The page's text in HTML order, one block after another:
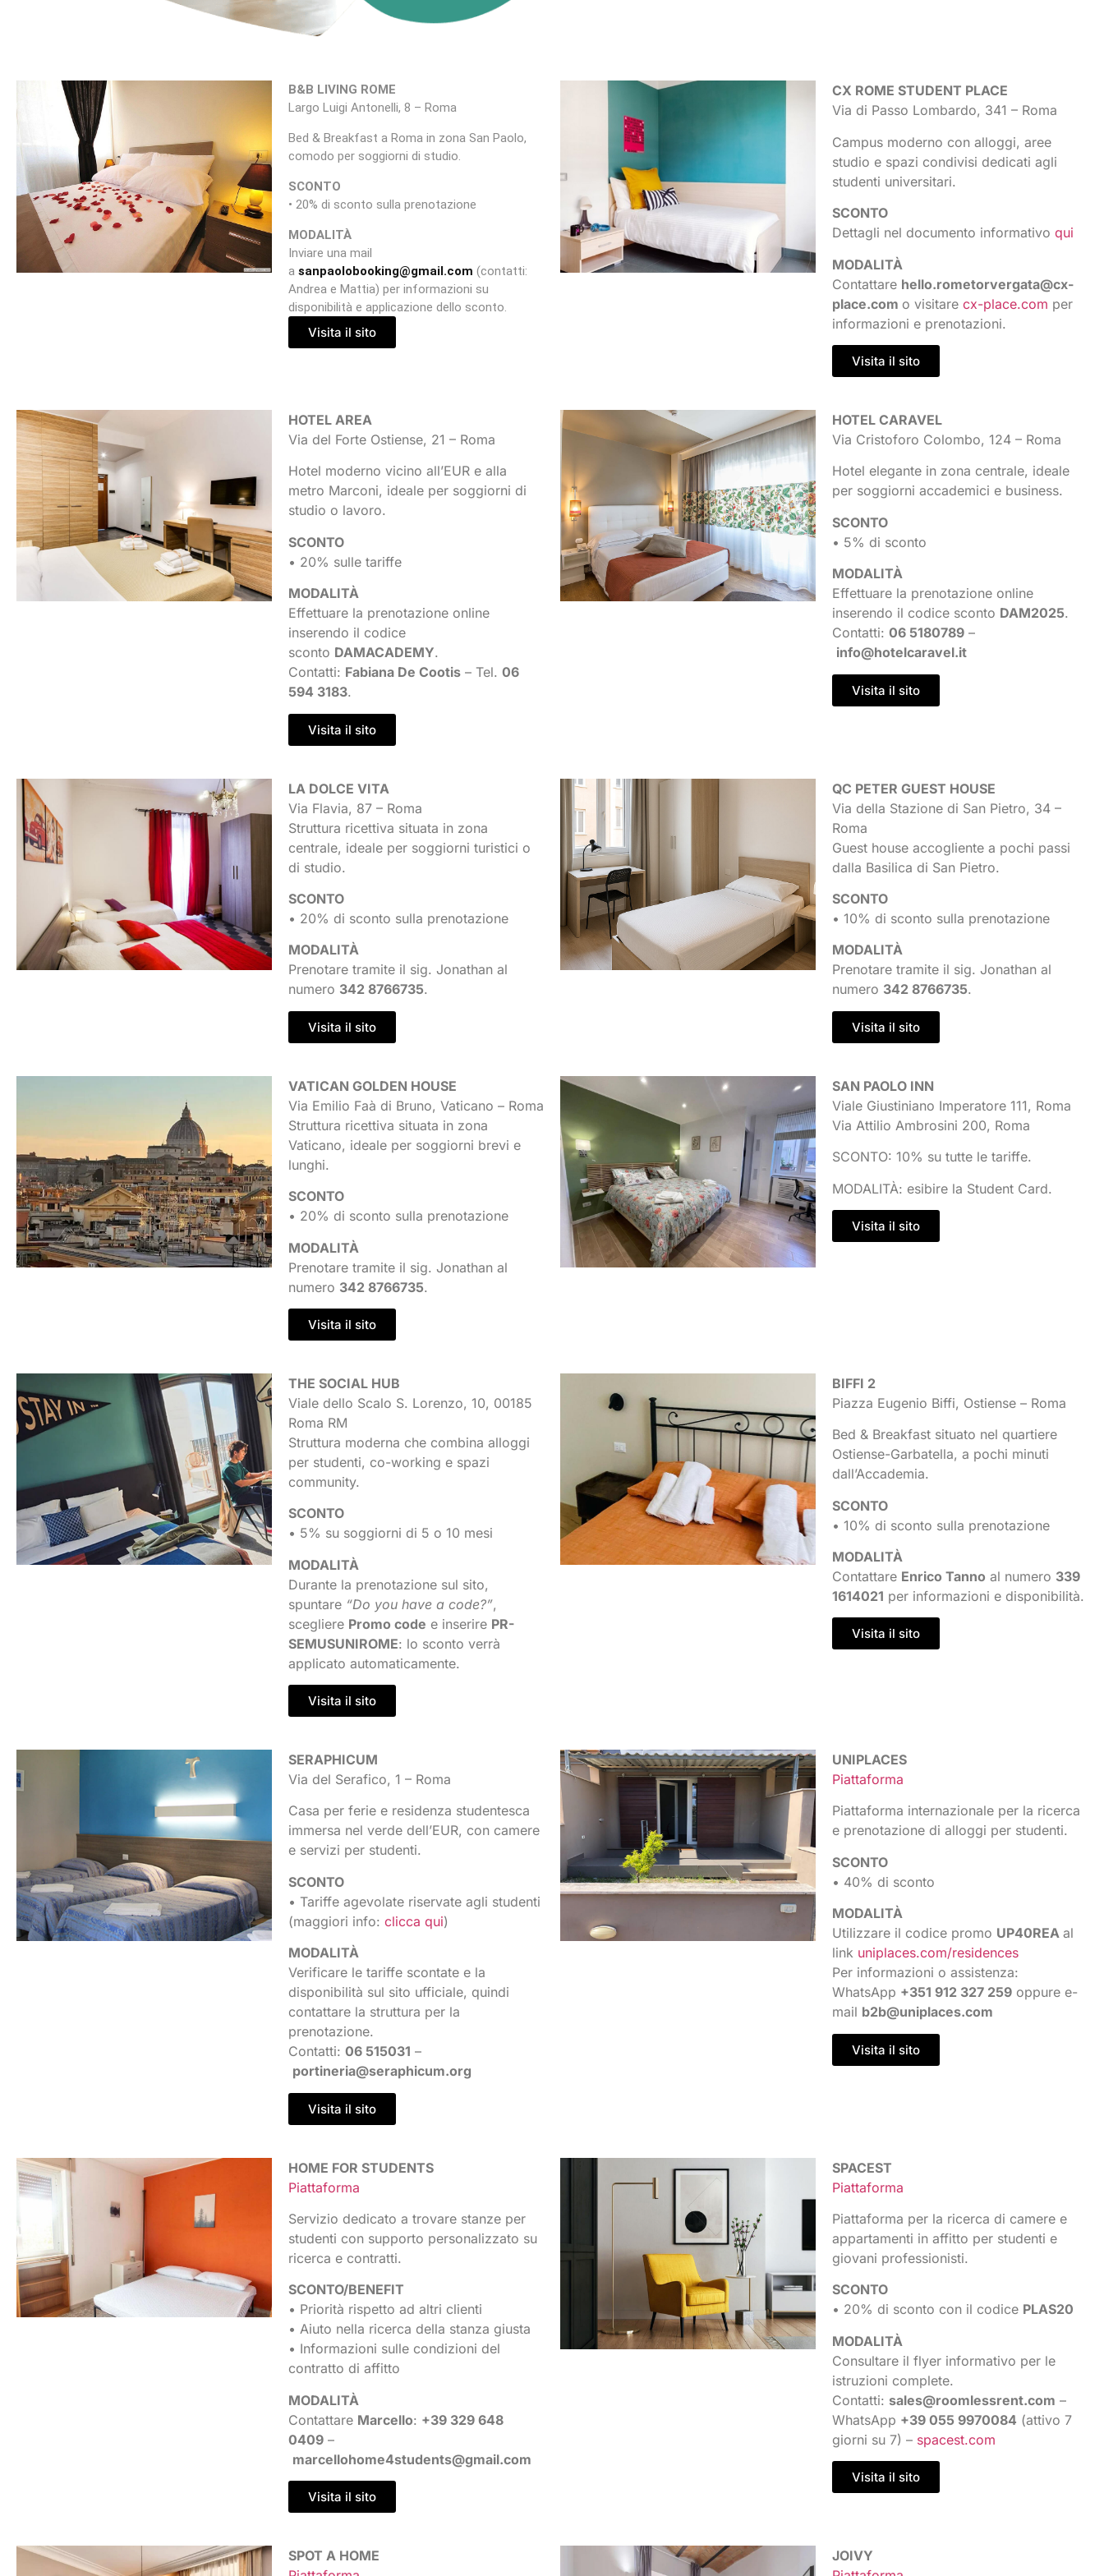
B&B LIVING ROME
Largo Luigi Antonelli, 8 – Roma
Bed & Breakfast a Roma in zona San Paolo,
comodo per soggiorni di studio.
SCONTO
• 20% di sconto sulla prenotazione
MODALITÀ
Inviare una mail
a sanpaolobooking@gmail.com (contatti:
Andrea e Mattia) per informazioni su
disponibilità e applicazione dello sconto.
Visita il sito
CX ROME STUDENT PLACE
Via di Passo Lombardo, 341 – Roma
Campus moderno con alloggi, aree
studio e spazi condivisi dedicati agli
studenti universitari.
SCONTO
Dettagli nel documento informativo qui
MODALITÀ
Contattare hello.rometorvergata@cx-
place.com o visitare cx-place.com per
informazioni e prenotazioni.
Visita il sito
HOTEL AREA
Via del Forte Ostiense, 21 – Roma
Hotel moderno vicino all’EUR e alla
metro Marconi, ideale per soggiorni di
studio o lavoro.
SCONTO
• 20% sulle tariffe
MODALITÀ
Effettuare la prenotazione online
inserendo il codice
sconto DAMACADEMY.
Contatti: Fabiana De Cootis – Tel. 06
594 3183.
Visita il sito
HOTEL CARAVEL
Via Cristoforo Colombo, 124 – Roma
Hotel elegante in zona centrale, ideale
per soggiorni accademici e business.
SCONTO
• 5% di sconto
MODALITÀ
Effettuare la prenotazione online
inserendo il codice sconto DAM2025.
Contatti: 06 5180789 –
info@hotelcaravel.it
Visita il sito
LA DOLCE VITA
Via Flavia, 87 – Roma
Struttura ricettiva situata in zona
centrale, ideale per soggiorni turistici o
di studio.
SCONTO
• 20% di sconto sulla prenotazione
MODALITÀ
Prenotare tramite il sig. Jonathan al
numero 342 8766735.
Visita il sito
QC PETER GUEST HOUSE
Via della Stazione di San Pietro, 34 –
Roma
Guest house accogliente a pochi passi
dalla Basilica di San Pietro.
SCONTO
• 10% di sconto sulla prenotazione
MODALITÀ
Prenotare tramite il sig. Jonathan al
numero 342 8766735.
Visita il sito
VATICAN GOLDEN HOUSE
Via Emilio Faà di Bruno, Vaticano – Roma
Struttura ricettiva situata in zona
Vaticano, ideale per soggiorni brevi e
lunghi.
SCONTO
• 20% di sconto sulla prenotazione
MODALITÀ
Prenotare tramite il sig. Jonathan al
numero 342 8766735.
Visita il sito
SAN PAOLO INN
Viale Giustiniano Imperatore 111, Roma
Via Attilio Ambrosini 200, Roma
SCONTO: 10% su tutte le tariffe.
MODALITÀ: esibire la Student Card.
Visita il sito
THE SOCIAL HUB
Viale dello Scalo S. Lorenzo, 10, 00185
Roma RM
Struttura moderna che combina alloggi
per studenti, co-working e spazi
community.
SCONTO
• 5% su soggiorni di 5 o 10 mesi
MODALITÀ
Durante la prenotazione sul sito,
spuntare “Do you have a code?”,
scegliere Promo code e inserire PR-
SEMUSUNIROME: lo sconto verrà
applicato automaticamente.
Visita il sito
BIFFI 2
Piazza Eugenio Biffi, Ostiense – Roma
Bed & Breakfast situato nel quartiere
Ostiense-Garbatella, a pochi minuti
dall’Accademia.
SCONTO
• 10% di sconto sulla prenotazione
MODALITÀ
Contattare Enrico Tanno al numero 339
1614021 per informazioni e disponibilità.
Visita il sito
SERAPHICUM
Via del Serafico, 1 – Roma
Casa per ferie e residenza studentesca
immersa nel verde dell’EUR, con camere
e servizi per studenti.
SCONTO
• Tariffe agevolate riservate agli studenti
(maggiori info: clicca qui)
MODALITÀ
Verificare le tariffe scontate e la
disponibilità sul sito ufficiale, quindi
contattare la struttura per la
prenotazione.
Contatti: 06 515031 –
portineria@seraphicum.org
Visita il sito
UNIPLACES
Piattaforma
Piattaforma internazionale per la ricerca
e prenotazione di alloggi per studenti.
SCONTO
• 40% di sconto
MODALITÀ
Utilizzare il codice promo UP40REA al
link uniplaces.com/residences
Per informazioni o assistenza:
WhatsApp +351 912 327 259 oppure e-
mail b2b@uniplaces.com
Visita il sito
HOME FOR STUDENTS
Piattaforma
Servizio dedicato a trovare stanze per
studenti con supporto personalizzato su
ricerca e contratti.
SCONTO/BENEFIT
• Priorità rispetto ad altri clienti
• Aiuto nella ricerca della stanza giusta
• Informazioni sulle condizioni del
contratto di affitto
MODALITÀ
Contattare Marcello: +39 329 648
0409 –
marcellohome4students@gmail.com
Visita il sito
SPACEST
Piattaforma
Piattaforma per la ricerca di camere e
appartamenti in affitto per studenti e
giovani professionisti.
SCONTO
• 20% di sconto con il codice PLAS20
MODALITÀ
Consultare il flyer informativo per le
istruzioni complete.
Contatti: sales@roomlessrent.com –
WhatsApp +39 055 9970084 (attivo 7
giorni su 7) – spacest.com
Visita il sito
SPOT A HOME
JOIVY